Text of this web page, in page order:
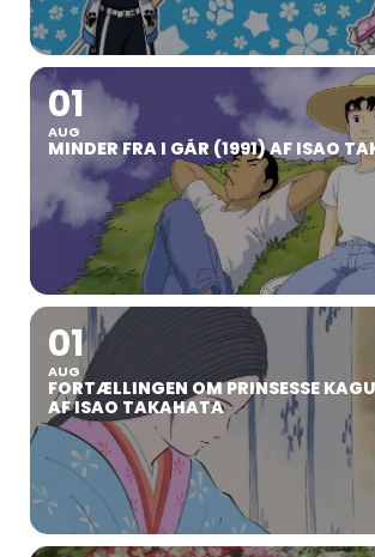
01
AUG
MINDER FRA I GÅR (1991) AF ISAO
01
AUG
FORTÆLLINGEN OM PRINSESSE
AF ISAO TAKAHATA